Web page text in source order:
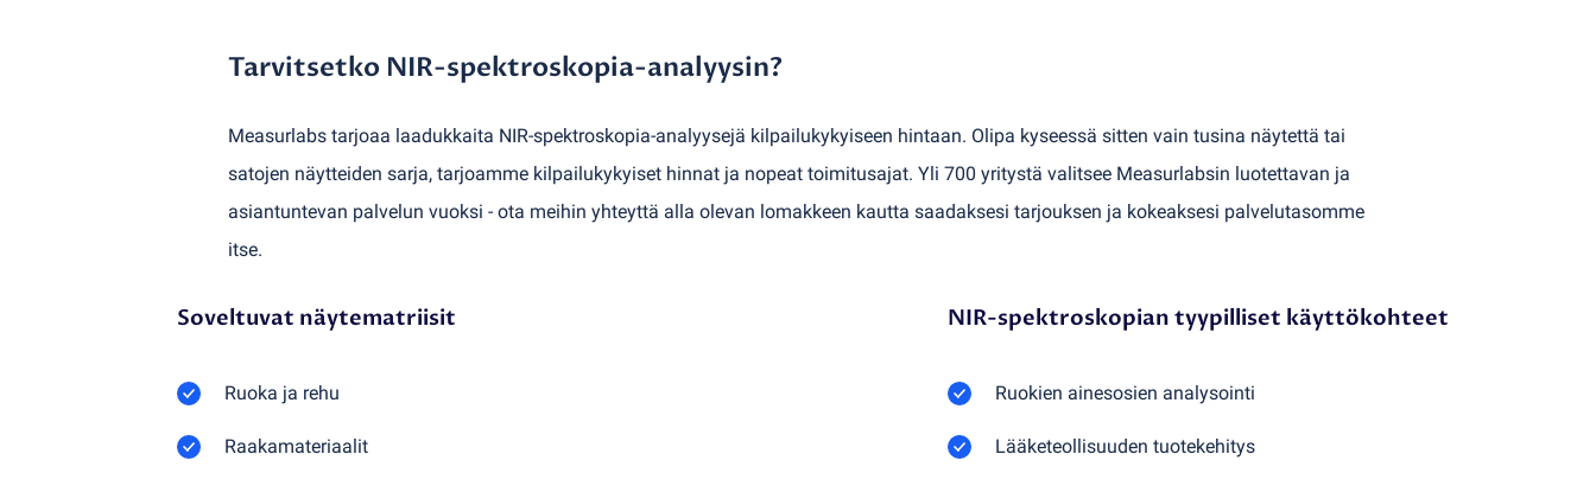
Tarvitsetko NIR-spektroskopia-analyysin?
Measurlabs tarjoaa laadukkaita NIR-spektroskopia-analyysejä kilpailukykyiseen hintaan. Olipa kyseessä sitten vain tusina näytettä tai
satojen näytteiden sarja, tarjoamme kilpailukykyiset hinnat ja nopeat toimitusajat. Yli 700 yritystä valitsee Measurlabsin luotettavan ja
asiantuntevan palvelun vuoksi - ota meihin yhteyttä alla olevan lomakkeen kautta saadaksesi tarjouksen ja kokeaksesi palvelutasomme
itse.
Soveltuvat näytematriisit
Ruoka ja rehu
Raakamateriaalit
NIR-spektroskopian tyypilliset käyttökohteet
Ruokien ainesosien analysointi
Lääketeollisuuden tuotekehitys